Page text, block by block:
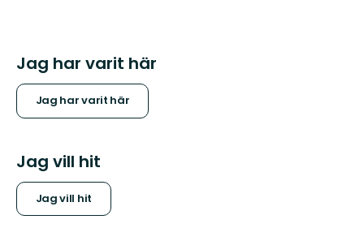
Jag har varit här
Jag har varit här
Jag vill hit
Jag vill hit